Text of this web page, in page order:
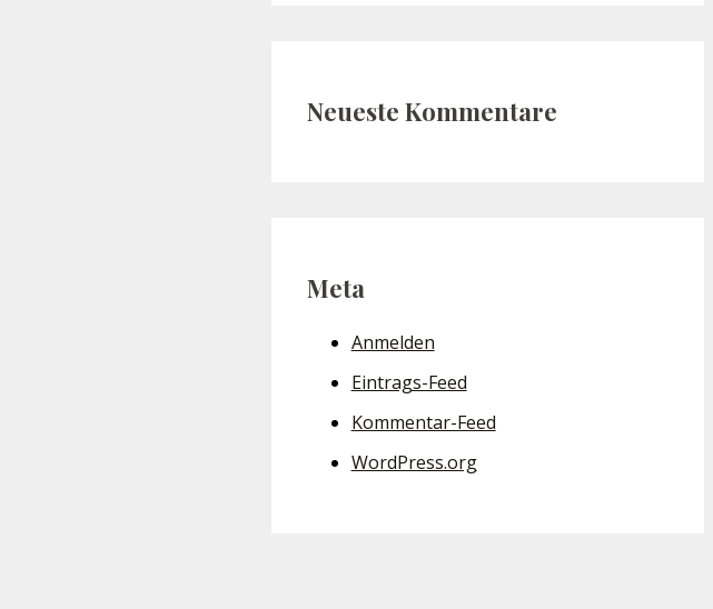
Neueste Kommentare
Meta
Anmelden
Eintrags-Feed
Kommentar-Feed
WordPress.org